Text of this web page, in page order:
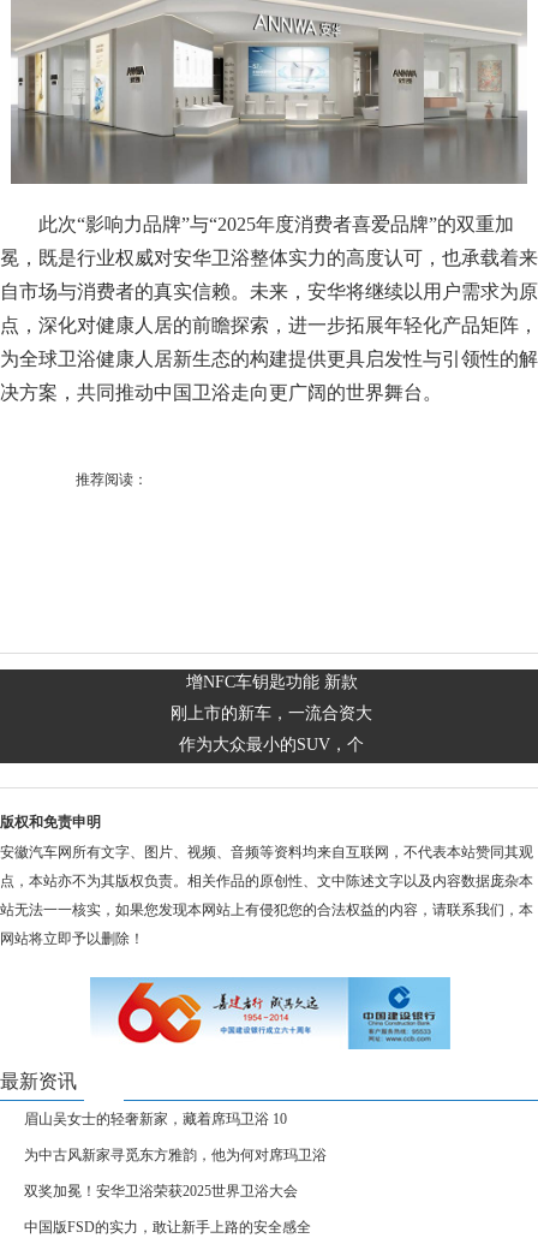
此次“影响力品牌”与“2025年度消费者喜爱品牌”的双重加
冕，既是行业权威对安华卫浴整体实力的高度认可，也承载着来
自市场与消费者的真实信赖。未来，安华将继续以用户需求为原
点，深化对健康人居的前瞻探索，进一步拓展年轻化产品矩阵，
为全球卫浴健康人居新生态的构建提供更具启发性与引领性的解
决方案，共同推动中国卫浴走向更广阔的世界舞台。
推荐阅读：
增NFC车钥匙功能 新款
刚上市的新车，一流合资大
作为大众最小的SUV，个
版权和免责申明
安徽汽车网所有文字、图片、视频、音频等资料均来自互联网，不代表本站赞同其观
点，本站亦不为其版权负责。相关作品的原创性、文中陈述文字以及内容数据庞杂本
站无法一一核实，如果您发现本网站上有侵犯您的合法权益的内容，请联系我们，本
网站将立即予以删除！
最新资讯
眉山吴女士的轻奢新家，藏着席玛卫浴 10
为中古风新家寻觅东方雅韵，他为何对席玛卫浴
双奖加冕！安华卫浴荣获2025世界卫浴大会
中国版FSD的实力，敢让新手上路的安全感全